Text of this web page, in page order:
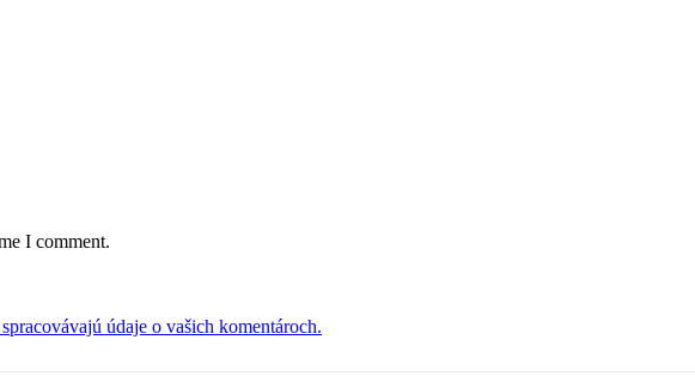
I comment.
údaje o vašich komentároch.